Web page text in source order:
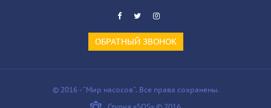
ОБРАТНЫЙ ЗВОНОК
© 2016 - “Мир насосов”. Все права сохранены.